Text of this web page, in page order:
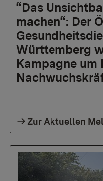
“Das
machen“: Der
Württemberg
Kampagne um
Zur Aktuellen